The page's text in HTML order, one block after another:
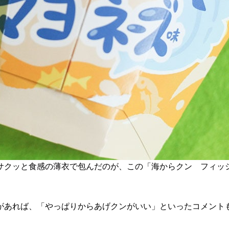
ッと食感の薄衣で包んだのが、この「海からクン フィ
れば、「やっぱりからあげクンがいい」といったコメン